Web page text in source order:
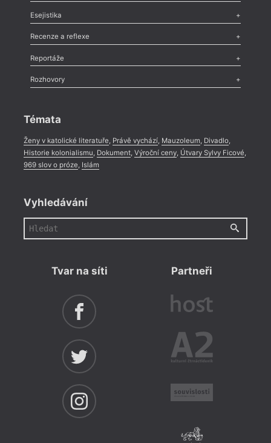
Odlesk
Nekrolog,Glosa,Sloupek,Pozvánka,Literární soutěž,
Esejistika
Esej , Pádlo,Úvaha
Recenze a reflexe
Recenze
Méně slov o próze,Celá rubrika
Reportáže
Literární zítřky
Celá rubrika
Rozhovory
Témata
Ženy v katolické literatuře, Právě vychází, Mauzoleum, Divadlo,
Historie kolonialismu, Dokument, Výroční ceny, Útvary Sylvy Ficové,
969 slov o próze, Islám
Vyhledávání
Tvar na síti Partneři